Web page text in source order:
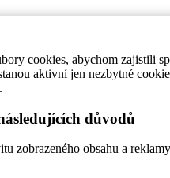
cookies, abychom zajistili
aktivní jen nezbytné
důvodů
zobrazeného obsahu a